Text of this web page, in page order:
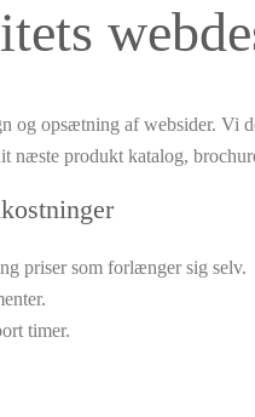
og opsætning af websider. Vi
næste produkt katalog,
priser som forlænger sig selv.
timer.